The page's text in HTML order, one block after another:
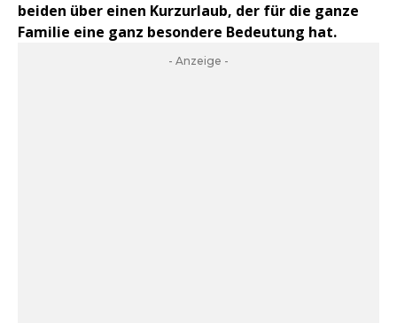
beiden über einen Kurzurlaub, der für die ganze
Familie eine ganz besondere Bedeutung hat.
- Anzeige -